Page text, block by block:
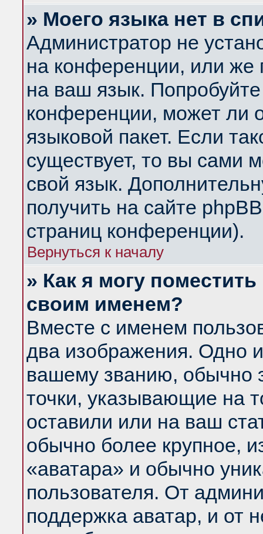
» Моего языка нет в
Администратор не
на конференции, или же
на ваш язык.
конференции, может ли
языковой пакет. Если
существует, то вы сами
свой язык.
получить на сайте
страниц конференции).
Вернуться к началу
» Как я могу
своим именем?
Вместе с именем
два изображения. Одно
вашему званию, обычно
точки, указывающие на
оставили или на ваш
обычно более крупное,
«аватара» и обычно
пользователя. От
поддержка аватар, и от